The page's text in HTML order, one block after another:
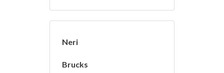
Neri
Brucks